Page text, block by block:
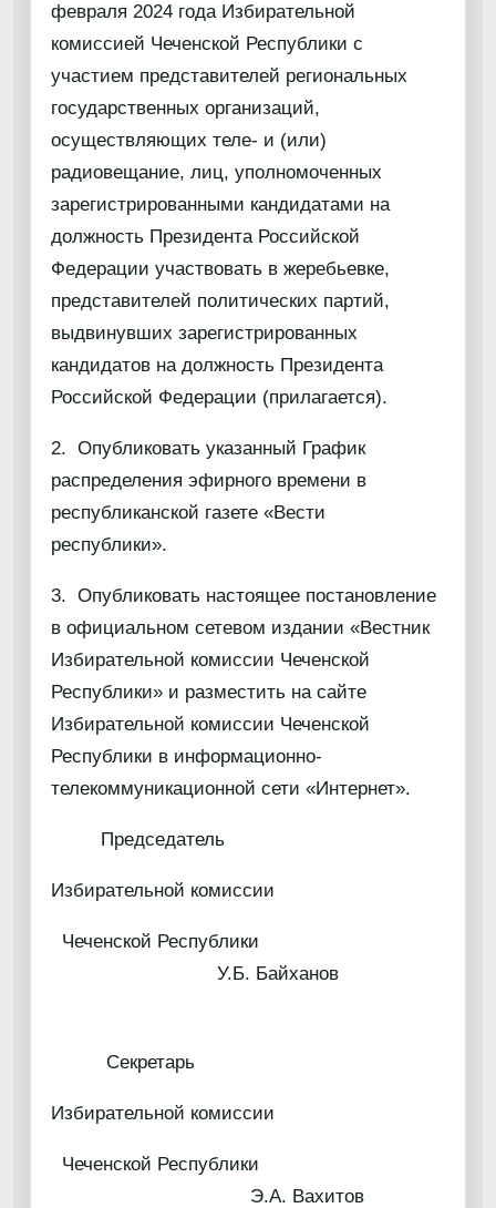
февраля 2024 года Избирательной
комиссией Чеченской Республики с
участием представителей региональных
государственных организаций,
осуществляющих теле- и (или)
радиовещание, лиц, уполномоченных
зарегистрированными кандидатами на
должность Президента Российской
Федерации участвовать в жеребьевке,
представителей политических партий,
выдвинувших зарегистрированных
кандидатов на должность Президента
Российской Федерации (прилагается).
2. Опубликовать указанный График
распределения эфирного времени в
республиканской газете «Вести
республики».
3. Опубликовать настоящее постановление
в официальном сетевом издании «Вестник
Избирательной комиссии Чеченской
Республики» и разместить на сайте
Избирательной комиссии Чеченской
Республики в информационно-
телекоммуникационной сети «Интернет».
Председатель
Избирательной комиссии
Чеченской Республики
У.Б. Байханов
Секретарь
Избирательной комиссии
Чеченской Республики
Э.А. Вахитов